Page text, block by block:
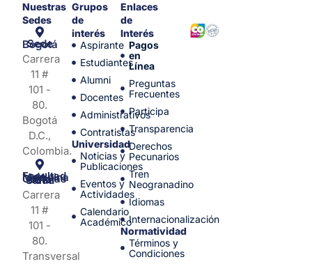
Nuestras
Sedes
Sede Bogotá
Carrera
11 #
101 -
80.
Bogotá
D.C.,
Colombia.
Facultad de Medicina y Ciencias de la Salud
Carrera
11 #
101 -
80.
Transversal
Grupos
de
interés
Aspirante
Estudiantes
Alumni
Docentes
Administrativos
Contratistas
Universidad
Noticias y
Publicaciones
Eventos y
Actividades
Calendario
Académico
Enlaces
de
Interés
Pagos
en
Línea
Preguntas
Frecuentes
Participa
Transparencia
Derechos
Pecunarios
Tren
Neogranadino
Idiomas
Internacionalización
Normatividad
Términos y
Condiciones